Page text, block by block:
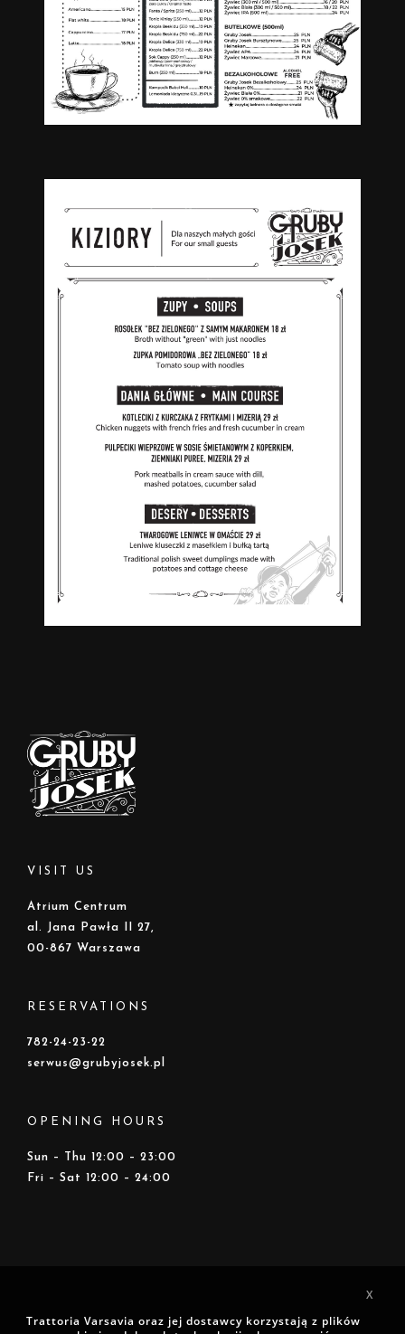
VISIT US
Atrium Centrum
al. Jana Pawła II 27,
00-867 Warszawa
RESERVATIONS
782-24-23-22
serwus@grubyjosek.pl
OPENING HOURS
Sun – Thu 12:00 – 23:00
Fri – Sat 12:00 – 24:00
X
Trattoria Varsavia oraz jej dostawcy korzystają z plików